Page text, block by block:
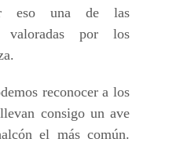
eso una de las
valoradas por los
reconocer a los
consigo un ave
el más común.